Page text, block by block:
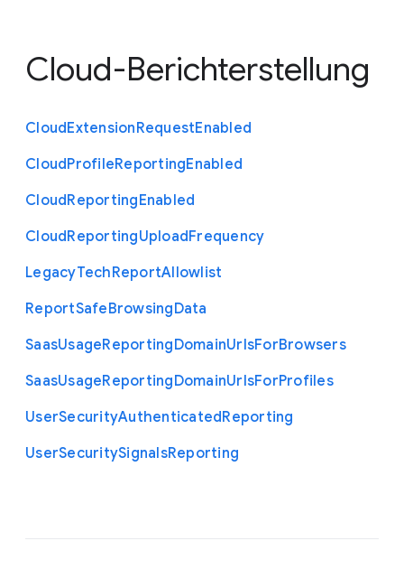
Cloud-Berichterstellung
CloudExtensionRequestEnabled
CloudProfileReportingEnabled
CloudReportingEnabled
CloudReportingUploadFrequency
LegacyTechReportAllowlist
ReportSafeBrowsingData
SaasUsageReportingDomainUrlsForBrowsers
SaasUsageReportingDomainUrlsForProfiles
UserSecurityAuthenticatedReporting
UserSecuritySignalsReporting